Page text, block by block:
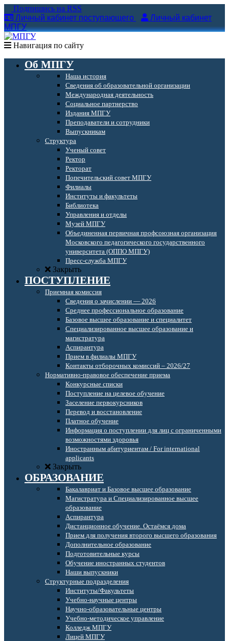
Подпишись на RSS
Личный кабинет поступающего
Личный кабинет
МПГУ
Навигация по сайту
Об МПГУ
Наша история
Сведения об образовательной организации
Международная деятельность
Социальное партнерство
Издания МПГУ
Преподаватели и сотрудники
Выпускникам
Структура
Ученый совет
Ректор
Ректорат
Попечительский совет МПГУ
Филиалы
Институты и факультеты
Библиотека
Управления и отделы
Музей МПГУ
Объединенная первичная профсоюзная организация
Московского педагогического государственного
университета (ОППО МПГУ)
Пресс-служба МПГУ
Закрыть
ПОСТУПЛЕНИЕ
Приемная комиссия
Сведения о зачислении — 2026
Среднее профессиональное образование
Базовое высшее образование и специалитет
Специализированное высшее образование и
магистратура
Аспирантура
Прием в филиалы МПГУ
Контакты отборочных комиссий – 2026/27
Нормативно-правовое обеспечение приема
Конкурсные списки
Поступление на целевое обучение
Заселение первокурсников
Перевод и восстановление
Платное обучение
Информация о поступлении для лиц с ограниченными
возможностями здоровья
Иностранным абитуриентам / For international
applicants
Закрыть
ОБРАЗОВАНИЕ
Бакалавриат и Базовое высшее образование
Магистратура и Специализированное высшее
образование
Аспирантура
Дистанционное обучение. Остаёмся дома
Прием для получения второго высшего образования
Дополнительное образование
Подготовительные курсы
Обучение иностранных студентов
Наши выпускники
Структурные подразделения
Институты/Факультеты
Учебно-научные центры
Научно-образовательные центры
Учебно-методическое управление
Колледж МПГУ
Лицей МПГУ